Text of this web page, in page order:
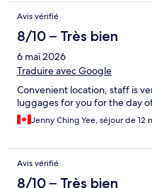
Avis vérifié
8/10 – Très bien
6 mai 2026
Traduire avec Google
Convenient location, staff is
luggages for you for the day
Jenny Ching Yee, séjour de 12
Avis vérifié
8/10 – Très bien